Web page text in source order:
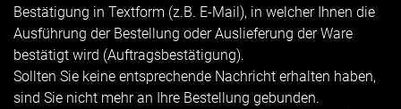
Bestätigung in Textform (z.B. E-Mail), in welcher Ihnen die
Ausführung der Bestellung oder Auslieferung der Ware
bestätigt wird (Auftragsbestätigung).
Sollten Sie keine entsprechende Nachricht erhalten haben,
sind Sie nicht mehr an Ihre Bestellung gebunden.